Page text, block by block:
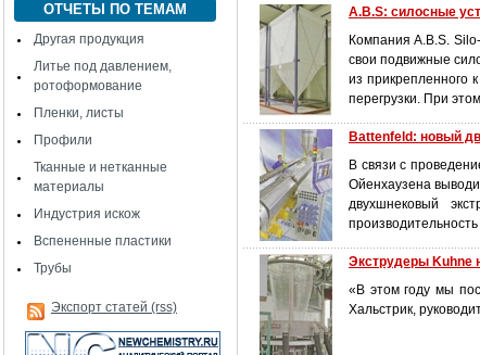
ОТЧЕТЫ ПО ТЕМАМ
Другая продукция
Литье под давлением,
ротоформование
Пленки, листы
Профили
Тканные и нетканные
материалы
Индустрия искож
Вспененные пластики
Трубы
Экспорт статей (rss)
A.B.S: силосные
Компания A.B.S.
свои подвижные
из прикрепленного
перегрузки. При
Battenfeld: новый
В связи с
Ойенхаузена
двухшнековый
Экструдеры Kuhne
«В этом году мы
Хальстрик,